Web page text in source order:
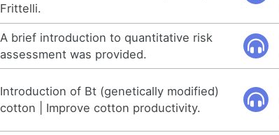
Frittelli.
A brief introduction to quantitative risk
assessment was provided.
Introduction of Bt (genetically modified)
cotton | Improve cotton productivity.